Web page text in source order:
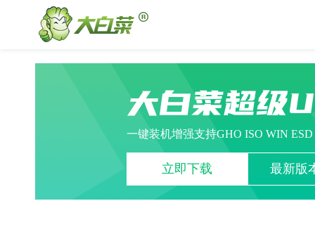
大白菜超级
一键装机增强支持GHO ISO WIN
立即下载 最新版